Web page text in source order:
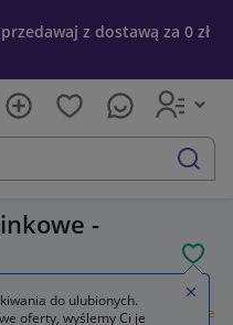
z dostawą za 0 zł
szukaj
-
Bombki i ozdoby choinkowe
do ulubionych.
oferty, wyślemy Ci je